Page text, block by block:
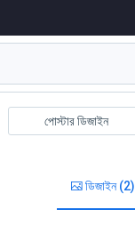
পোস্টার ডিজাইন
ডিজাইন (2)